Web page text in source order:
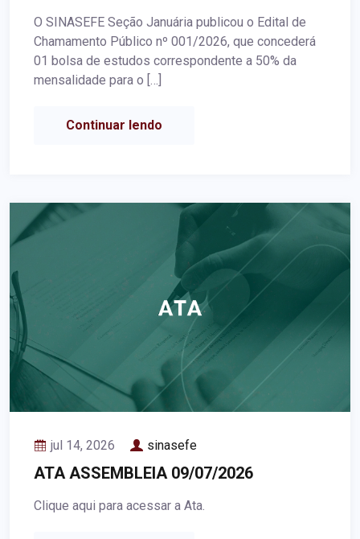
O SINASEFE Seção Januária publicou o Edital de
Chamamento Público nº 001/2026, que concederá
01 bolsa de estudos correspondente a 50% da
mensalidade para o […]
Continuar lendo
jul 14, 2026 sinasefe
ATA ASSEMBLEIA 09/07/2026
Clique aqui para acessar a Ata.